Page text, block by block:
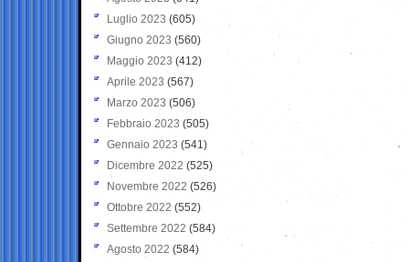
Luglio 2023 (605)
Giugno 2023 (560)
Maggio 2023 (412)
Aprile 2023 (567)
Marzo 2023 (506)
Febbraio 2023 (505)
Gennaio 2023 (541)
Dicembre 2022 (525)
Novembre 2022 (526)
Ottobre 2022 (552)
Settembre 2022 (584)
Agosto 2022 (584)